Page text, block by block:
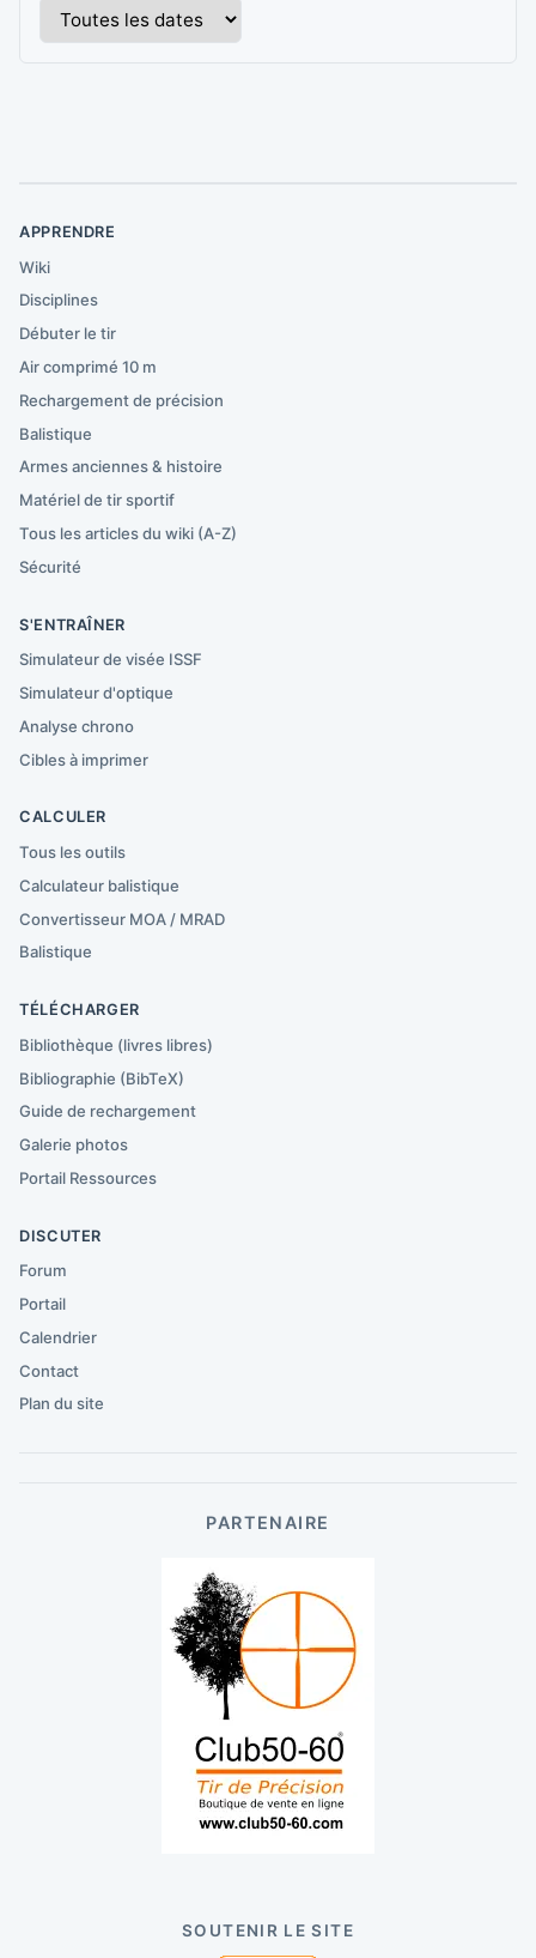
APPRENDRE
Wiki
Disciplines
Débuter le tir
Air comprimé 10 m
Rechargement de précision
Balistique
Armes anciennes & histoire
Matériel de tir sportif
Tous les articles du wiki (A-Z)
Sécurité
S'ENTRAÎNER
Simulateur de visée ISSF
Simulateur d'optique
Analyse chrono
Cibles à imprimer
CALCULER
Tous les outils
Calculateur balistique
Convertisseur MOA / MRAD
Balistique
TÉLÉCHARGER
Bibliothèque (livres libres)
Bibliographie (BibTeX)
Guide de rechargement
Galerie photos
Portail Ressources
DISCUTER
Forum
Portail
Calendrier
Contact
Plan du site
PARTENAIRE
SOUTENIR LE SITE